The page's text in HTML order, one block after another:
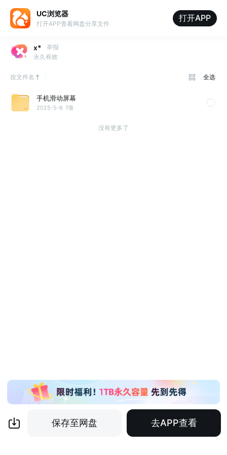
UC浏览器
打开APP查看网盘分享文件
打开APP
x*
举报
永久有效
按文件名 全选
手机滑动屏幕
2025-5-6 1项
没有更多了
保存至网盘 去APP查看